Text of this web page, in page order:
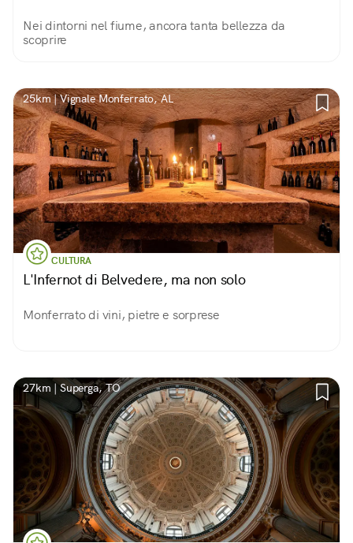
Nei dintorni nel fiume, ancora tanta bellezza da
scoprire
25km | Vignale Monferrato, AL
CULTURA
L'Infernot di Belvedere, ma non solo
Monferrato di vini, pietre e sorprese
27km | Superga, TO